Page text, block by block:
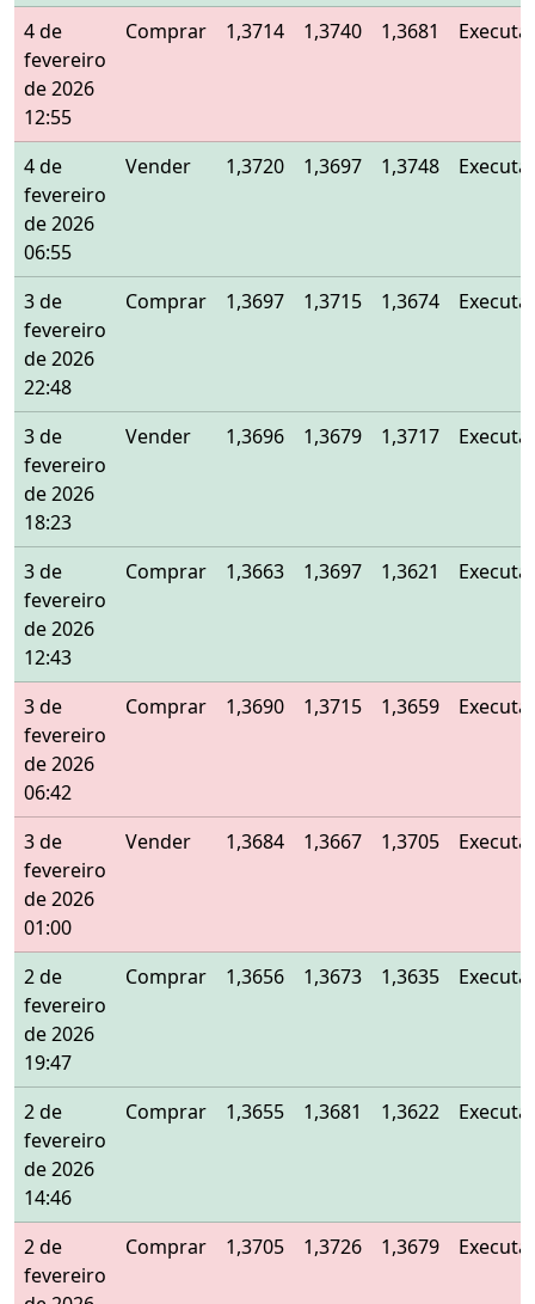
4 de
fevereiro
de 2026
12:55
Comprar 1,3714 1,3740 1,3681
4 de
fevereiro
de 2026
06:55
Vender 1,3720 1,3697 1,3748
3 de
fevereiro
de 2026
22:48
Comprar 1,3697 1,3715 1,3674
3 de
fevereiro
de 2026
18:23
Vender 1,3696 1,3679 1,3717
3 de
fevereiro
de 2026
12:43
Comprar 1,3663 1,3697 1,3621
3 de
fevereiro
de 2026
06:42
Comprar 1,3690 1,3715 1,3659
3 de
fevereiro
de 2026
01:00
Vender 1,3684 1,3667 1,3705
2 de
fevereiro
de 2026
19:47
Comprar 1,3656 1,3673 1,3635
2 de
fevereiro
de 2026
14:46
Comprar 1,3655 1,3681 1,3622
2 de
fevereiro
Comprar 1,3705 1,3726 1,3679